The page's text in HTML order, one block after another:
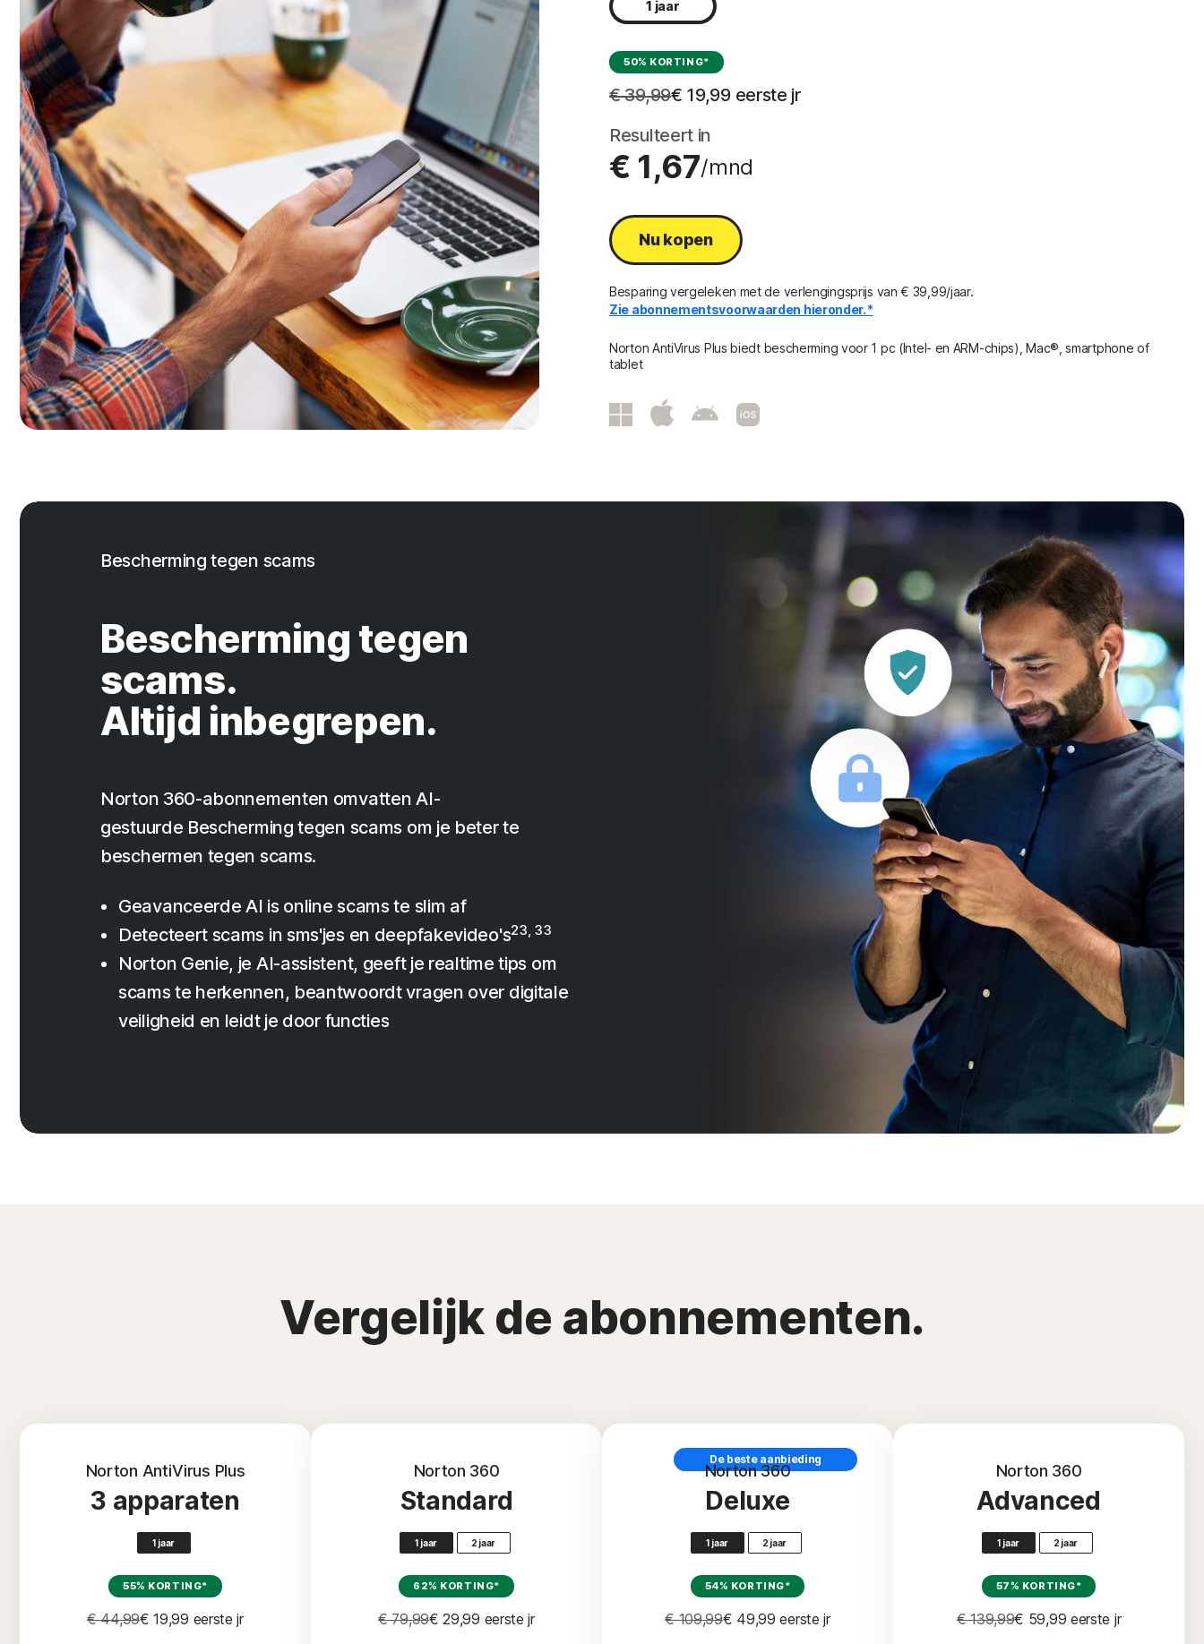
1 jaar
50% KORTING*
€ 39,99€ 19,99 eerste jr
Resulteert in
€ 1,67/mnd
Nu kopen
Besparing vergeleken met de verlengingsprijs van € 39,99/jaar.
Zie abonnementsvoorwaarden hieronder.*
Norton AntiVirus Plus biedt bescherming voor 1 pc (Intel- en ARM-chips), Mac®, smartphone of
tablet
Bescherming tegen scams
Bescherming tegen
scams.
Altijd inbegrepen.
Norton 360-abonnementen omvatten AI-
gestuurde Bescherming tegen scams om je beter te
beschermen tegen scams.
Geavanceerde AI is online scams te slim af
Detecteert scams in sms'jes en deepfakevideo's23, 33
Norton Genie, je AI-assistent, geeft je realtime tips om
scams te herkennen, beantwoordt vragen over digitale
veiligheid en leidt je door functies
Vergelijk de abonnementen.
Norton AntiVirus Plus
3 apparaten
1 jaar
55% KORTING*
€ 44,99€ 19,99 eerste jr
Norton 360
Standard
1 jaar 2 jaar
62% KORTING*
€ 79,99€ 29,99 eerste jr
De beste aanbieding
Norton 360
Deluxe
1 jaar 2 jaar
54% KORTING*
€ 109,99€ 49,99 eerste jr
Norton 360
Advanced
1 jaar 2 jaar
57% KORTING*
€ 139,99€ 59,99 eerste jr